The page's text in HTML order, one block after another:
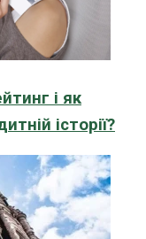
і як
історії?